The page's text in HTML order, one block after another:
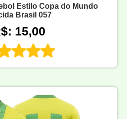
Estilo Copa do Mundo
Brasil 057
15,00